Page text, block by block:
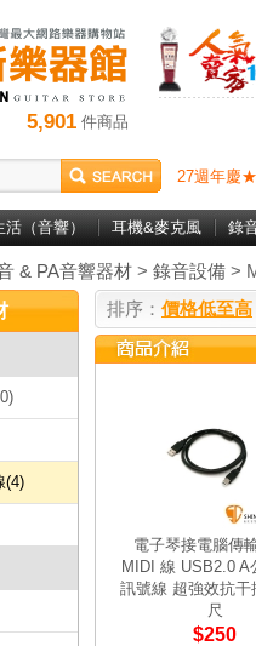
5,901 件商品
27週年慶
（音響） 耳機&麥克風 錄
& PA音響器材 > 錄音設備 >
(4)
排序： 價格低至高
電子琴接電腦傳
MIDI 線 USB2.0 A
訊號線 超強效抗干
尺
$250